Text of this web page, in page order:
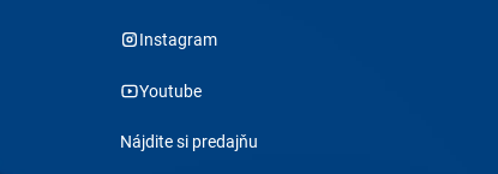
Instagram
Youtube
Nájdite si predajňu